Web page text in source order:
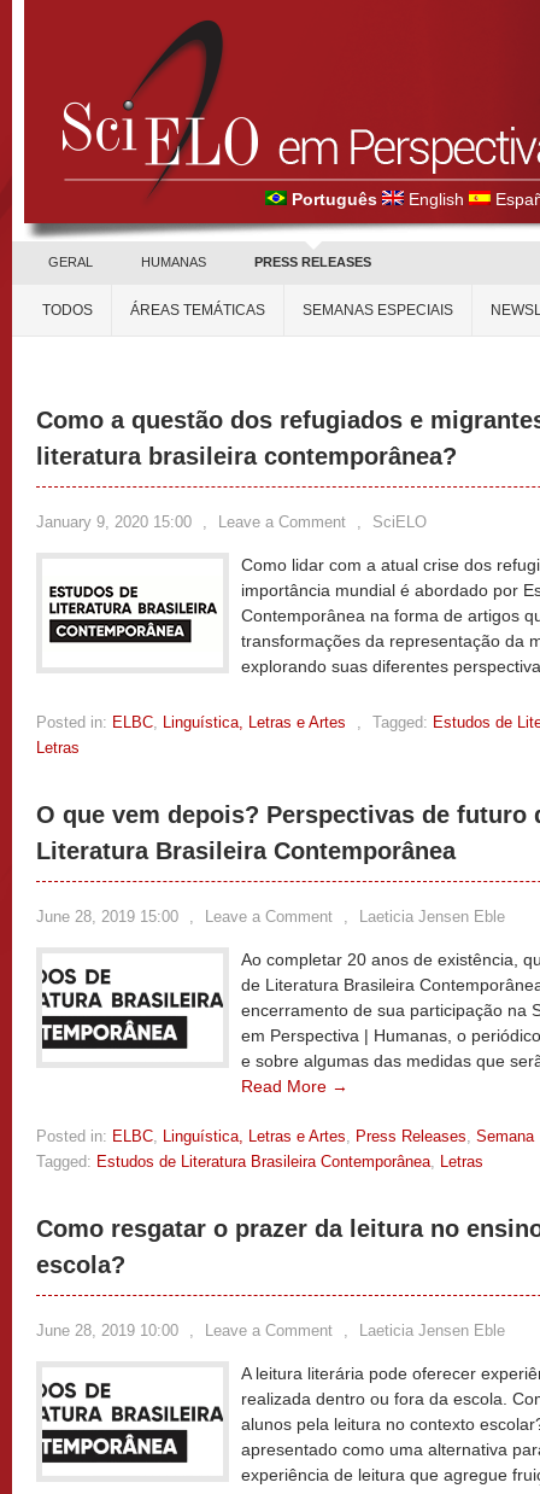
Português English
GERAL HUMANAS PRESS RELEASES
TODOS ÁREAS TEMÁTICAS SEMANAS ESPECIAIS
Como a questão dos refugiados e
literatura brasileira contemporânea?
January 9, 2020 15:00 , Leave a Comment , SciELO
Como lidar com a atual crise dos
importância mundial é abordado por
Contemporânea na forma de artigos
transformações da representação da
explorando suas diferentes
Posted in: ELBC, Linguística, Letras e Artes , Tagged: Estudos de
Letras
O que vem depois? Perspectivas de futuro
Literatura Brasileira Contemporânea
June 28, 2019 15:00 , Leave a Comment , Laeticia Jensen Eble
Ao completar 20 anos de existência,
de Literatura Brasileira
encerramento de sua participação na
em Perspectiva | Humanas, o
e sobre algumas das medidas que
Read More →
Posted in: ELBC, Linguística, Letras e Artes, Press Releases, Semana
Tagged: Estudos de Literatura Brasileira Contemporânea, Letras
Como resgatar o prazer da leitura no
escola?
June 28, 2019 10:00 , Leave a Comment , Laeticia Jensen Eble
A leitura literária pode oferecer
realizada dentro ou fora da escola.
alunos pela leitura no contexto
apresentado como uma alternativa
experiência de leitura que agregue